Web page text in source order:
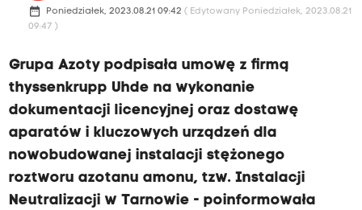
date_range Poniedziałek, 2023.08.21 09:42 ( Edytowany Poniedziałek, 2023.08.21
09:47 )
Grupa Azoty podpisała umowę z firmą
thyssenkrupp Uhde na wykonanie
dokumentacji licencyjnej oraz dostawę
aparatów i kluczowych urządzeń dla
nowobudowanej instalacji stężonego
roztworu azotanu amonu, tzw. Instalacji
Neutralizacji w Tarnowie - poinformowała